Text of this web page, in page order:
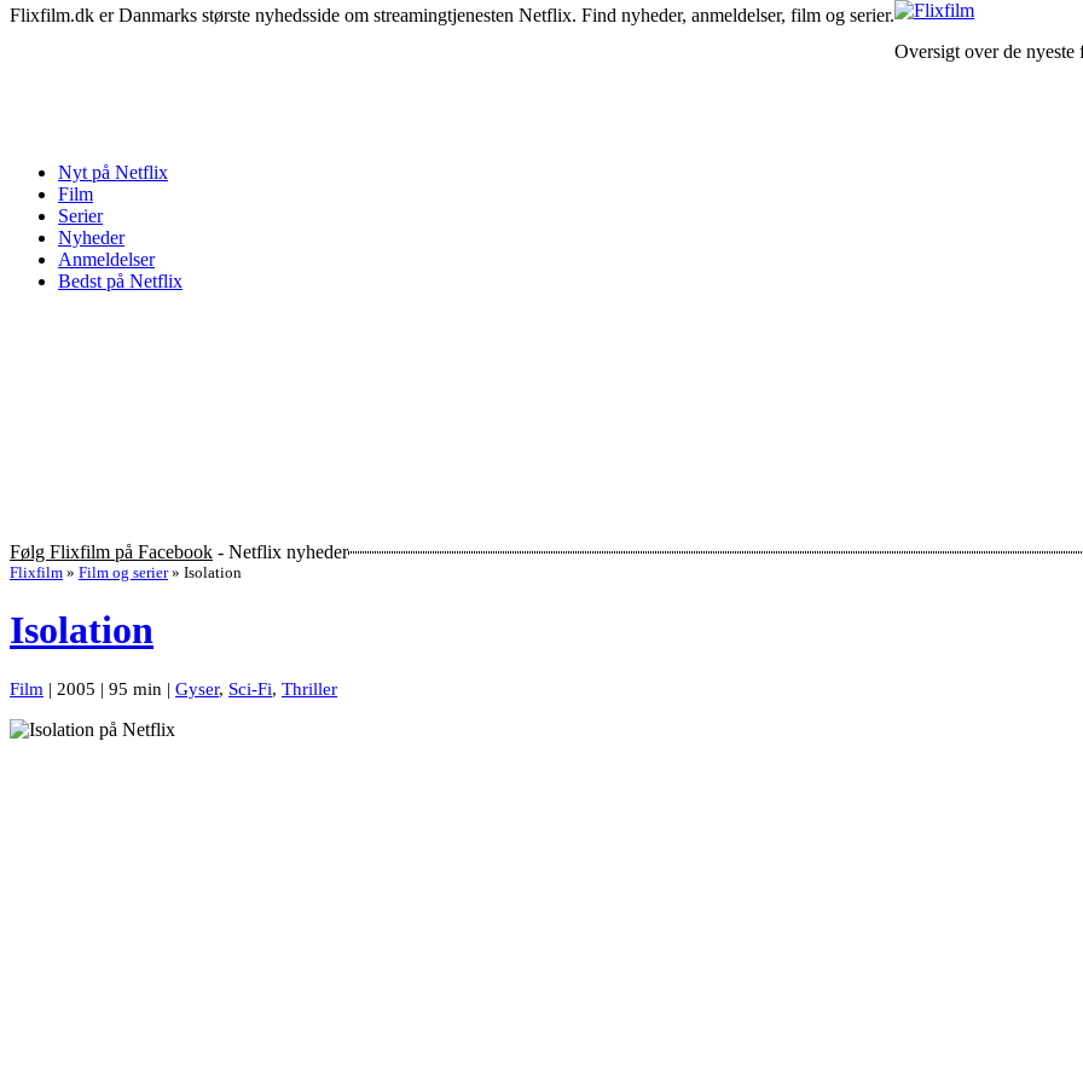
Flixfilm.dk er Danmarks største nyhedsside om streamingtjenesten Netflix. Find nyheder, anmeldelser, film og serier.
Oversigt over de
Nyt på Netflix
Film
Serier
Nyheder
Anmeldelser
Bedst på Netflix
Følg Flixfilm på Facebook - Netflix nyheder
Flixfilm » Film og serier » Isolation
Isolation
Film | 2005 | 95 min | Gyser, Sci-Fi, Thriller